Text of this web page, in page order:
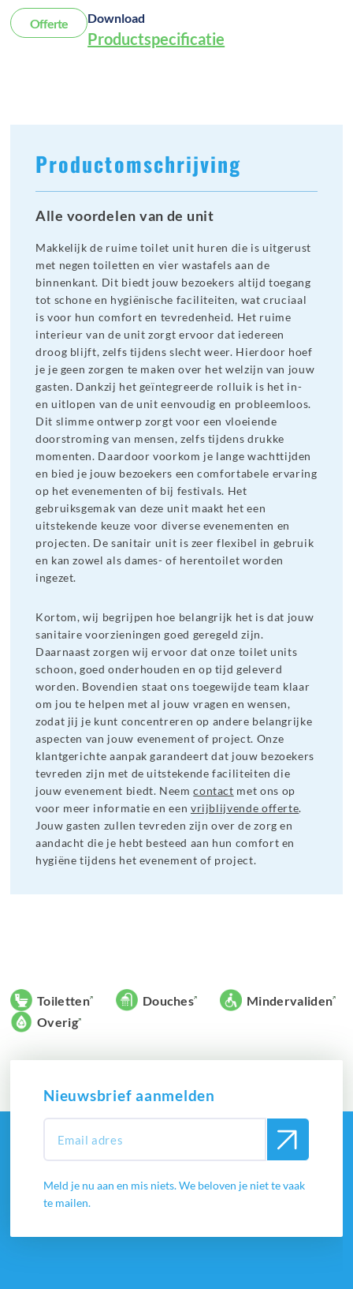
Offerte Download
Productspecificatie
Productomschrijving
Alle voordelen van de unit
Makkelijk de ruime toilet unit huren die is uitgerust
met negen toiletten en vier wastafels aan de
binnenkant. Dit biedt jouw bezoekers altijd toegang
tot schone en hygiënische faciliteiten, wat cruciaal
is voor hun comfort en tevredenheid. Het ruime
interieur van de unit zorgt ervoor dat iedereen
droog blijft, zelfs tijdens slecht weer. Hierdoor hoef
je je geen zorgen te maken over het welzijn van jouw
gasten. Dankzij het geïntegreerde rolluik is het in-
en uitlopen van de unit eenvoudig en probleemloos.
Dit slimme ontwerp zorgt voor een vloeiende
doorstroming van mensen, zelfs tijdens drukke
momenten. Daardoor voorkom je lange wachttijden
en bied je jouw bezoekers een comfortabele ervaring
op het evenementen of bij festivals. Het
gebruiksgemak van deze unit maakt het een
uitstekende keuze voor diverse evenementen en
projecten. De sanitair unit is zeer flexibel in gebruik
en kan zowel als dames- of herentoilet worden
ingezet.
Kortom, wij begrijpen hoe belangrijk het is dat jouw
sanitaire voorzieningen goed geregeld zijn.
Daarnaast zorgen wij ervoor dat onze toilet units
schoon, goed onderhouden en op tijd geleverd
worden. Bovendien staat ons toegewijde team klaar
om jou te helpen met al jouw vragen en wensen,
zodat jij je kunt concentreren op andere belangrijke
aspecten van jouw evenement of project. Onze
klantgerichte aanpak garandeert dat jouw bezoekers
tevreden zijn met de uitstekende faciliteiten die
jouw evenement biedt. Neemcontact met ons op
voor meer informatie en een vrijblijvende offerte.
Jouw gasten zullen tevreden zijn over de zorg en
aandacht die je hebt besteed aan hun comfort en
hygiëne tijdens het evenement of project.
Toiletten Douches
Mindervaliden
Overig
Nieuwsbrief aanmelden
Meld je nu aan en mis niets. We beloven je niet te vaak
te mailen.